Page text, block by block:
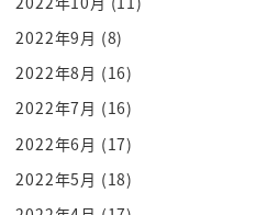
この不能なベッドの中での
まず削ることが出来ればで
言い訳なんですよ
てないっていう人がざらに
からじゃあもう
2022年9月 (8)
2022年8月 (16)
2022年7月 (16)
2022年6月 (17)
2022年5月 (18)